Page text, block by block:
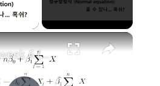
Video
×
rstat101 week 6 (심화) 회귀분석 정규방정식(Normal equation) 손으로 풀기